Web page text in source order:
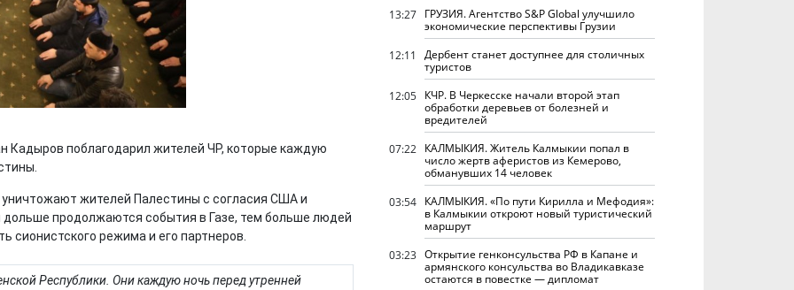
Кадыров поблагодарил жителей ЧР, которые каждую
жителей Палестины с согласия США и
продолжаются события в Газе, тем больше людей
сионистского режима и его партнеров.
Республики. Они каждую ночь перед утренней
13:27 ГРУЗИЯ. Агентство S&P Global улучшило
экономические перспективы Грузии
12:11
Дербент станет доступнее для столичных
туристов
12:05 КЧР. В Черкесске начали второй этап
обработки деревьев от болезней и
вредителей
07:22 КАЛМЫКИЯ. Житель Калмыкии попал в
число жертв аферистов из Кемерово,
обманувших 14 человек
03:54 КАЛМЫКИЯ. «По пути Кирилла и Мефодия»:
в Калмыкии откроют новый туристический
маршрут
03:23 Открытие генконсульства РФ в Капане и
армянского консульства во Владикавказе
остаются в повестке — дипломат